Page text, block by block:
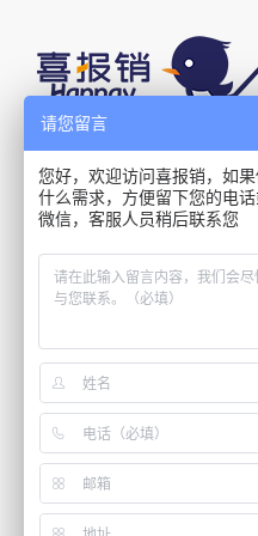
上海星汉信息技
电话：400-021-
邮箱：
请您留言
您好，欢迎访问喜报销，如
什么需求，方便留下您的电
微信，客服人员稍后联系您